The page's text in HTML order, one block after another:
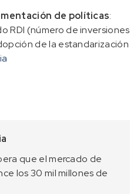
de políticas:
RDI (número de inversiones
de la estandarización
que el mercado de
los 30 mil millones de